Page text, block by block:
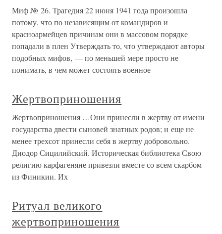
Миф № 26. Трагедия 22 июня 1941 года произошла
потому, что по независящим от командиров и
красноармейцев причинам они в массовом порядке
попадали в плен Утверждать то, что утверждают авторы
подобных мифов, — по меньшей мере просто не
понимать, в чем может состоять военное
Жертвоприношения
Жертвоприношения …Они принесли в жертву от имени
государства двести сыновей знатных родов; и еще не
менее трехсот принесли себя в жертву добровольно.
Диодор Сицилийский. Историческая библиотека Свою
религию карфагеняне привезли вместе со всем скарбом
из Финикии. Их
Ритуал великого
жертвоприношения